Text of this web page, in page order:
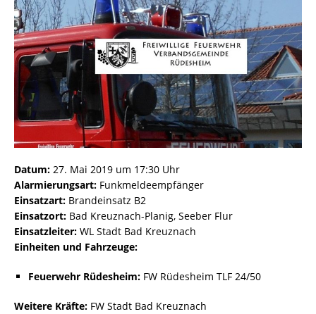
Datum: 27. Mai 2019 um 17:30 Uhr
Alarmierungsart: Funkmeldeempfänger
Einsatzart: Brandeinsatz B2
Einsatzort: Bad Kreuznach-Planig, Seeber Flur
Einsatzleiter: WL Stadt Bad Kreuznach
Einheiten und Fahrzeuge:
Feuerwehr Rüdesheim: FW Rüdesheim TLF 24/50
Weitere Kräfte: FW Stadt Bad Kreuznach